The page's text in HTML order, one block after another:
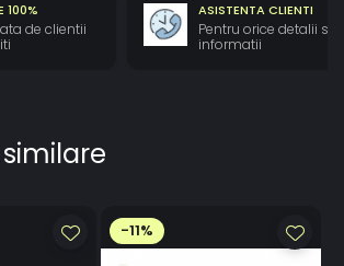
100%
de clientii
ASISTENTA CLIENTI
Pentru orice detalii si
informatii
-11%